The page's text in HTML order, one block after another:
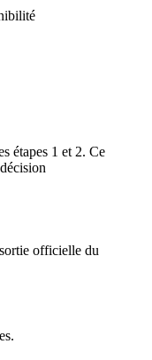
étapes 1 et 2. Ce
officielle du